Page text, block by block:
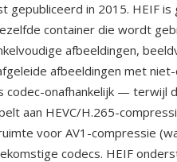
gepubliceerd in 2015. HEIF is
container die wordt
afbeeldingen,
afbeeldingen met
codec-onafhankelijk — terwijl
aan HEVC/H.265-
voor AV1-compressie
codecs. HEIF